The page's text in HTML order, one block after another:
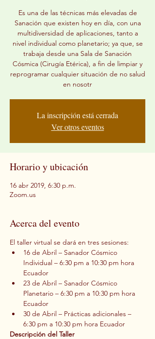
Es una de las técnicas más elevadas de
Sanación que existen hoy en día, con una
multidiversidad de aplicaciones, tanto a
nivel individual como planetario; ya que, se
trabaja desde una Sala de Sanación
Cósmica (Cirugía Etérica), a fin de limpiar y
reprogramar cualquier situación de no salud
en nosotr
La inscripción está cerrada
Ver otros eventos
Horario y ubicación
16 abr 2019, 6:30 p.m.
Zoom.us
Acerca del evento
El taller virtual se dará en tres sesiones:
16 de Abril – Sanador Cósmico
Individual – 6:30 pm a 10:30 pm hora
Ecuador
23 de Abril – Sanador Cósmico
Planetario – 6:30 pm a 10:30 pm hora
Ecuador
30 de Abril – Prácticas adicionales –
6:30 pm a 10:30 pm hora Ecuador
Descripción del Taller